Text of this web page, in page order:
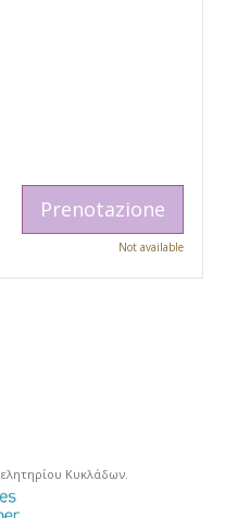
Prenotazione
Not available
Κυκλάδων.